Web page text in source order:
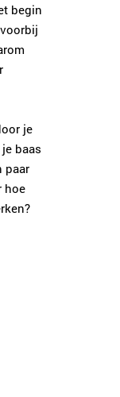
begin
je
baas
paar
hoe